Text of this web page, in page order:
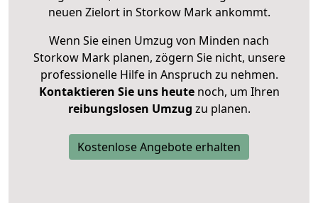
neuen Zielort in Storkow Mark ankommt.
Wenn Sie einen Umzug von Minden nach
Storkow Mark planen, zögern Sie nicht, unsere
professionelle Hilfe in Anspruch zu nehmen.
Kontaktieren Sie uns heutenoch, um Ihren
reibungslosen Umzug zu planen.
Kostenlose Angebote erhalten